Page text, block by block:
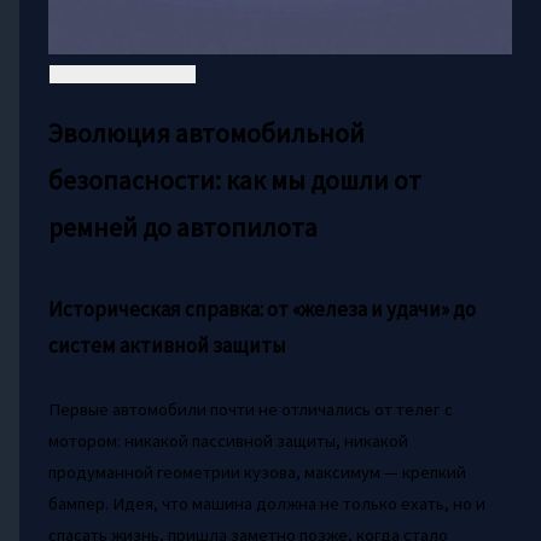
Эволюция автомобильной
безопасности: как мы дошли от
ремней до автопилота
Историческая справка: от «железа и удачи» до
систем активной защиты
Первые автомобили почти не отличались от телег с
мотором: никакой пассивной защиты, никакой
продуманной геометрии кузова, максимум — крепкий
бампер. Идея, что машина должна не только ехать, но и
спасать жизнь, пришла заметно позже, когда стало